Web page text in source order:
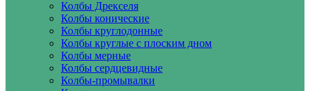
Колбы Дрекселя
Колбы конические
Колбы круглодонные
Колбы круглые с плоским дном
Колбы мерные
Колбы сердцевидные
Колбы-промывалки